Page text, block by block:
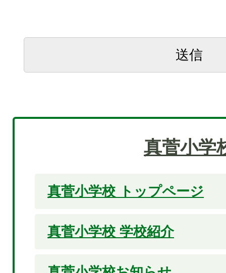
真菅小学
真菅小学校 トップページ
真菅小学校 学校紹介